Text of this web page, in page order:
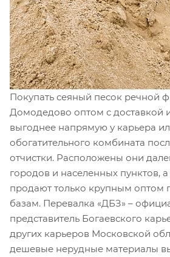
Покупать сеяный песок речной
Домодедово оптом с доставкой
выгоднее напрямую у карьера
обогатительного комбината
отчистки. Расположены они
городов и населенных пунктов,
продают только крупным оптом
базам. Перевалка «ДБЗ» –
представитель Богаевского
других карьеров Московской
дешевые нерудные материалы